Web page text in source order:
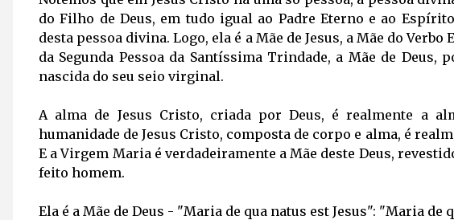
do Filho de Deus, em tudo igual ao Padre Eterno e ao
desta pessoa divina. Logo, ela é a Mãe de Jesus, a Mãe do Verbo
da Segunda Pessoa da Santíssima Trindade, a Mãe de Deus,
nascida do seu seio virginal.
A alma de Jesus Cristo, criada por Deus, é realmente a
humanidade de Jesus Cristo, composta de corpo e alma, é
E a Virgem Maria é verdadeiramente a Mãe deste Deus,
feito homem.
Ela é a Mãe de Deus - "Maria de qua natus est Jesus": "Maria de